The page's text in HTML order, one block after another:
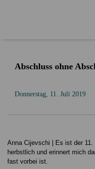
Abschluss ohne
Donnerstag, 11. Juli 2019
Anna Cijevschi | Es ist der
herbstlich und erinnert mich
fast vorbei ist.